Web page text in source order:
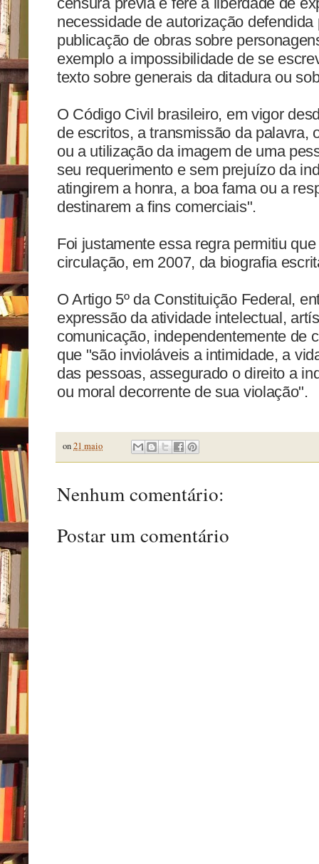
necessidade de autorização
publicação de obras sobre
exemplo a impossibilidade de se
texto sobre generais da ditadura ou
O Código Civil brasileiro, em vigor
de escritos, a transmissão da palavra,
ou a utilização da imagem de uma
seu requerimento e sem prejuízo da
atingirem a honra, a boa fama ou a
destinarem a fins comerciais".
Foi justamente essa regra permitiu
circulação, em 2007, da biografia
O Artigo 5º da Constituição Federal,
expressão da atividade intelectual,
comunicação, independentemente de
que "são invioláveis a intimidade, a
das pessoas, assegurado o direito a
ou moral decorrente de sua violação".
on21 maio
Nenhum comentário:
Postar um comentário